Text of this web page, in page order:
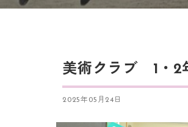
美術クラブ 1・2
2025年05月24日